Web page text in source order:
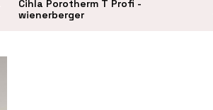
Cihla Porotherm T Profi -
wienerberger